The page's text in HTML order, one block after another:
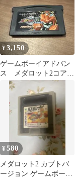
¥3,150
ゲームボーイアドバン
ス メダロット2コア
カブト カセット
¥580
メダロット2 カブトバ
ージョン ゲームボーイ